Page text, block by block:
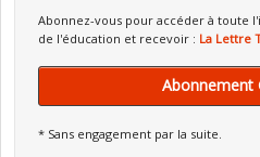
Abonnez-vous pour accéder à toute
de l'éducation et recevoir : La Lettre
Abonnement
* Sans engagement par la suite.